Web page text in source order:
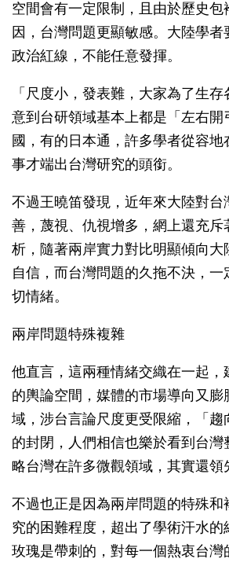
空間會有一定限制，且由於歷史包
因，台灣問題更顯敏感。大陸學者
政治紅線，不能任意發揮。
「尺度小，發表難，大家為了生
意到台研領域基本上都是「左右開
國，有的日本通，許多學者從容
事才端出台灣研究的頭銜。
不過王曉笛發現，近年來大陸對台
善，蔑視、仇視增多，網上還充斥
析，隨著兩岸實力對比明顯傾向大
自信，而台灣問題的久拖不決，一
切情緒。
兩岸問題特殊複雜
他直言，這兩種情緒交織在一起，
的輿論空間，媒體的市場導向又膨
域，涉台言論尺度更受限縮，「趨
的封閉，人們相信也樂於看到台灣
略台灣在許多微觀領域，其實還領
不過也正是因為兩岸問題的特殊和
究的困難程度，超出了學術汗水的
玫瑰是帶刺的，對每一個熱衷台灣